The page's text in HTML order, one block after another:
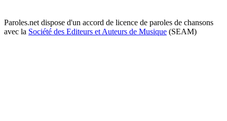
Paroles.net dispose d'un accord de licence de paroles de chansons
avec la Société des Editeurs et Auteurs de Musique (SEAM)